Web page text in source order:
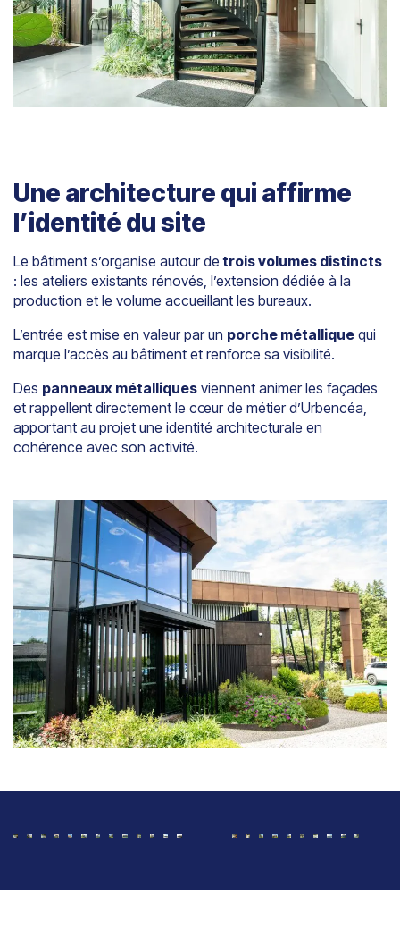
Une architecture qui affirme
l’identité du site
Le bâtiment s’organise autour de trois volumes distincts
: les ateliers existants rénovés, l’extension dédiée à la
production et le volume accueillant les bureaux.
L’entrée est mise en valeur par un porche métallique qui
marque l’accès au bâtiment et renforce sa visibilité.
Des panneaux métalliques viennent animer les façades
et rappellent directement le cœur de métier d’Urbencéa,
apportant au projet une identité architecturale en
cohérence avec son activité.